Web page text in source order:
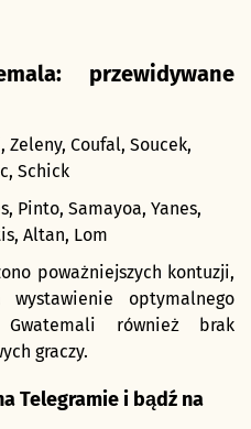
przewidywane
Zeleny, Coufal, Soucek,
Schick
Pinto, Samayoa, Yanes,
Altan, Lom
poważniejszych kontuzji,
optymalnego
również brak
graczy.
Telegramie i bądź na